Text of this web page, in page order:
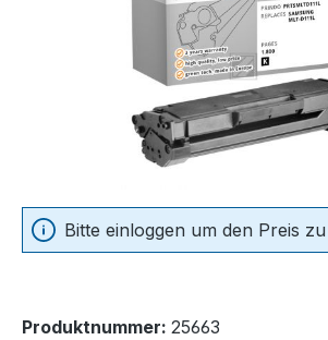
Bitte einloggen um den Preis
Produktnummer: 25663